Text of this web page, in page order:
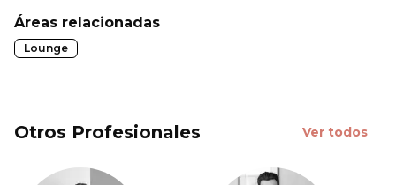
Áreas relacionadas
Lounge
Otros Profesionales Ver todos